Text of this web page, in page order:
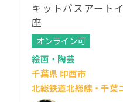
キットパスアート
座
オンライン可
絵画・陶芸
千葉県 印西市
北総鉄道北総線・千葉